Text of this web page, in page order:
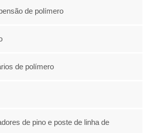
de polímero
de polímero
de pino e poste de linha de